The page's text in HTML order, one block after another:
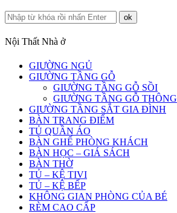
Nội Thất Nhà ở
GIƯỜNG NGỦ
GIƯỜNG TẦNG GỖ
GIƯỜNG TẦNG GỖ SỒI
GIƯỜNG TẦNG GỖ THÔNG
GIƯỜNG TẦNG SẮT GIA ĐÌNH
BÀN TRANG ĐIỂM
TỦ QUẦN ÁO
BÀN GHẾ PHÒNG KHÁCH
BÀN HỌC – GIÁ SÁCH
BÀN THỜ
TỦ – KỆ TIVI
TỦ – KỆ BẾP
KHÔNG GIAN PHÒNG CỦA BÉ
RÈM CAO CẤP